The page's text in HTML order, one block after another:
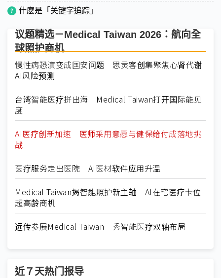
什麽是「关键字追踪」
议题精选－Medical Taiwan 2026：航向全
球照护商机
慢性病恐演变成国安问题 思灵客创集聚焦心肾代谢
AI风险预测
台湾智能医疗拼出海 Medical Taiwan打开国际能见
度
AI医疗创新加速 医师采用意愿与健保给付成落地挑
战
医疗服务走出医院 AI医材软件应用升温
Medical Taiwan揭智能照护新主轴 AI在宅医疗卡位
超高龄商机
远传参展Medical Taiwan 秀智能医疗双轴布局
近７天热门报导